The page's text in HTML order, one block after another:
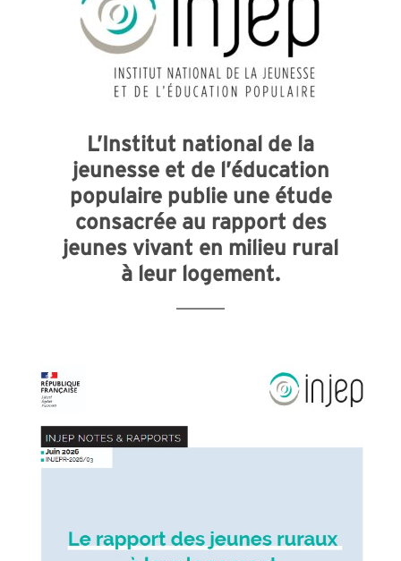
L’Institut national de la
jeunesse et de l’éducation
populaire publie une étude
consacrée au rapport des
jeunes vivant en milieu rural
à leur logement.